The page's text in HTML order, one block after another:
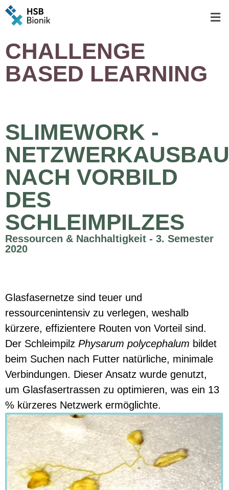
CHALLENGE
BASED LEARNING
SLIMEWORK -
NETZWERKAUSBAU
NACH VORBILD
DES
SCHLEIMPILZES
Ressourcen & Nachhaltigkeit - 3. Semester
2020
Glasfasernetze sind teuer und
ressourcenintensiv zu verlegen, weshalb
kürzere, effizientere Routen von Vorteil sind.
Der Schleimpilz Physarum polycephalum bildet
beim Suchen nach Futter natürliche, minimale
Verbindungen. Dieser Ansatz wurde genutzt,
um Glasfasertrassen zu optimieren, was ein 13
% kürzeres Netzwerk ermöglichte.